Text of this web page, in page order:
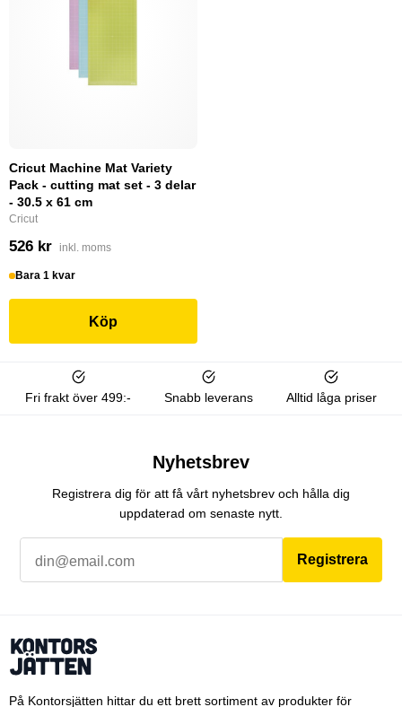
Cricut Machine Mat Variety
Pack - cutting mat set - 3 delar
- 30.5 x 61 cm
Cricut
526 kr inkl. moms
Bara 1 kvar
Köp
Fri frakt över 499:- Snabb leverans Alltid låga priser
Nyhetsbrev
Registrera dig för att få vårt nyhetsbrev och hålla dig
uppdaterad om senaste nytt.
Registrera
På Kontorsjätten hittar du ett brett sortiment av produkter för